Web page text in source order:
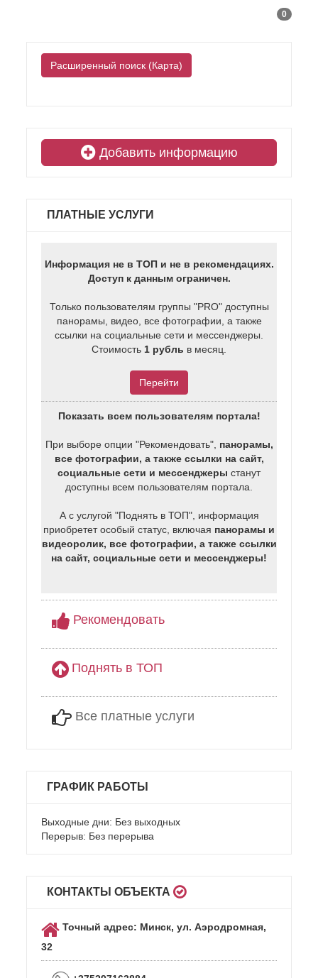
0
Расширенный поиск (Карта)
Добавить информацию
ПЛАТНЫЕ УСЛУГИ
Информация не в ТОП и не в рекомендациях.
Доступ к данным ограничен.
Только пользователям группы "PRO" доступны
панорамы, видео, все фотографии, а также
ссылки на социальные сети и мессенджеры.
Стоимость 1 рубль в месяц.
Перейти
Показать всем пользователям портала!
При выборе опции "Рекомендовать", панорамы,
все фотографии, а также ссылки на сайт,
социальные сети и мессенджеры станут
доступны всем пользователям портала.
А с услугой "Поднять в ТОП", информация
приобретет особый статус, включая панорамы и
видеоролик, все фотографии, а также ссылки
на сайт, социальные сети и мессенджеры!
Рекомендовать
Поднять в ТОП
Все платные услуги
ГРАФИК РАБОТЫ
Выходные дни: Без выходных
Перерыв: Без перерыва
КОНТАКТЫ ОБЪЕКТА
Точный адрес: Минск, ул. Аэродромная,
32